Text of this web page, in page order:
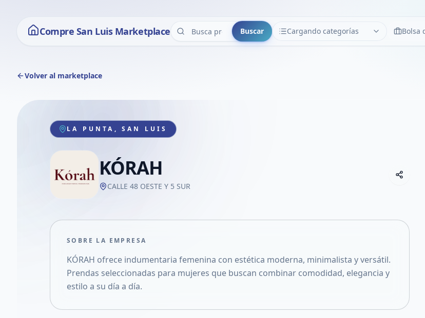
Compre San Luis Marketplace Buscar Cargando categorías
CATEGORÍAS LimpiarBolsa
Volver al marketplace
LA PUNTA, SAN LUIS
KÓRAH
CALLE 48 OESTE Y 5 SUR
SOBRE LA EMPRESA
KÓRAH ofrece indumentaria femenina con estética moderna, minimalista y versátil.
Prendas seleccionadas para mujeres que buscan combinar comodidad, elegancia y
estilo a su día a día.